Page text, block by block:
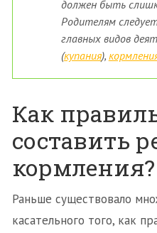
должен быть
Родителям
главных видов
(купания),
Как
составить
кормления?
Раньше существовало
касательного того, как